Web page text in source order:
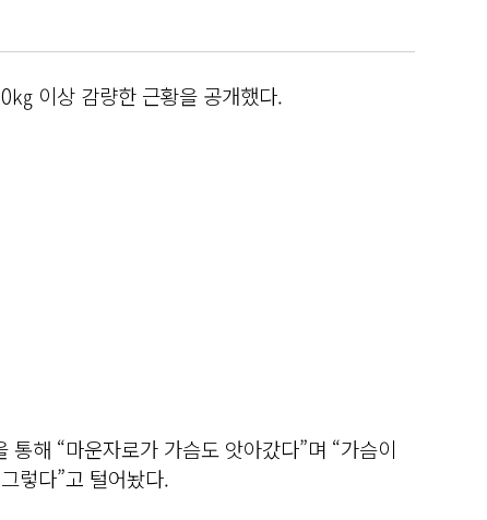
㎏ 이상 감량한 근황을 공개했다.
해 “마운자로가 가슴도 앗아갔다”며 “가슴이
렇다”고 털어놨다.